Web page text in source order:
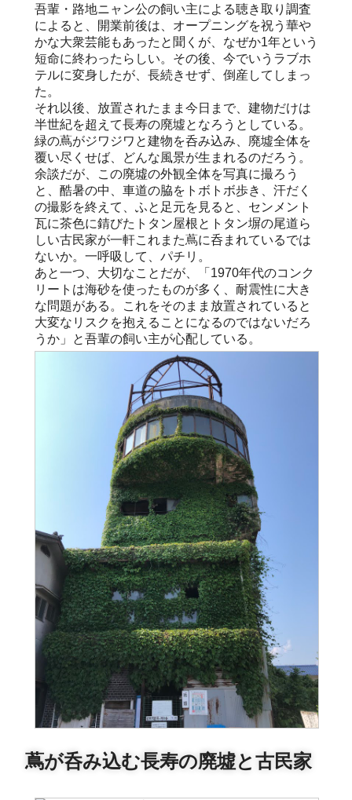
吾輩・路地ニャン公の飼い主による聴き取り調査
によると、開業前後は、オープニングを祝う華や
かな大衆芸能もあったと聞くが、なぜか1年という
短命に終わったらしい。その後、今でいうラブホ
テルに変身したが、長続きせず、倒産してしまっ
た。
それ以後、放置されたまま今日まで、建物だけは
半世紀を超えて長寿の廃墟となろうとしている。
緑の蔦がジワジワと建物を呑み込み、廃墟全体を
覆い尽くせば、どんな風景が生まれるのだろう。
余談だが、この廃墟の外観全体を写真に撮ろう
と、酷暑の中、車道の脇をトボトボ歩き、汗だく
の撮影を終えて、ふと足元を見ると、センメント
瓦に茶色に錆びたトタン屋根とトタン塀の尾道ら
しい古民家が一軒これまた蔦に呑まれているでは
ないか。一呼吸して、パチリ。
あと一つ、大切なことだが、「1970年代のコンク
リートは海砂を使ったものが多く、耐震性に大き
な問題がある。これをそのまま放置されていると
大変なリスクを抱えることになるのではないだろ
うか」と吾輩の飼い主が心配している。
蔦が呑み込む長寿の廃墟と古民家